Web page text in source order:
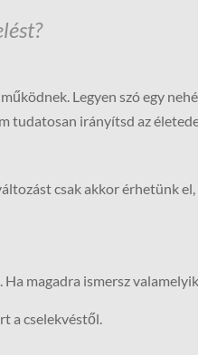
Legyen szó egy
tudatosan irányítsd az
csak akkor érhetünk
magadra ismersz
a cselekvéstől.